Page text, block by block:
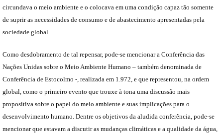
circundava o meio ambiente e o colocava em uma condição capaz tão somente
de suprir as necessidades de consumo e de abastecimento apresentadas pela
sociedade global.
Como desdobramento de tal repensar, pode-se mencionar a Conferência das
Nações Unidas sobre o Meio Ambiente Humano – também denominada de
Conferência de Estocolmo -, realizada em 1.972, e que representou, na ordem
global, como o primeiro evento que trouxe à tona uma discussão mais
propositiva sobre o papel do meio ambiente e suas implicações para o
desenvolvimento humano. Dentre os objetivos da aludida conferência, pode-se
mencionar que estavam a discutir as mudanças climáticas e a qualidade da água,